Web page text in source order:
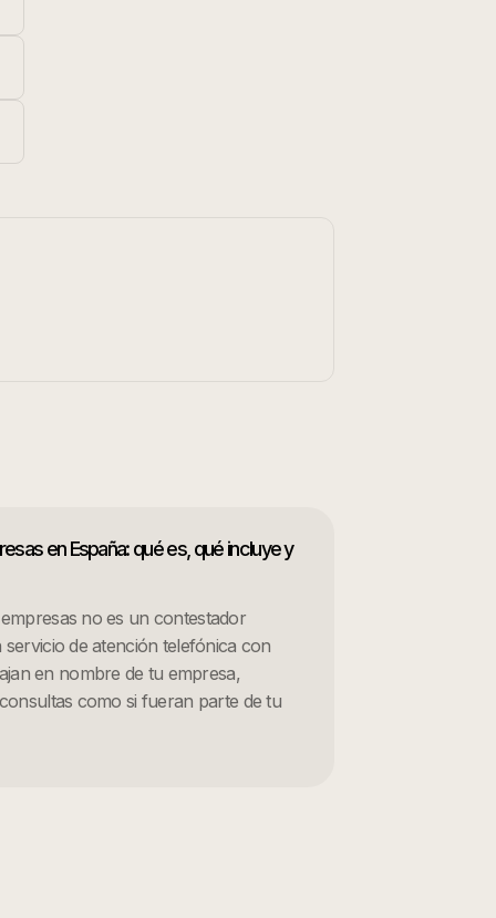
en España: qué es, qué incluye y
no es un contestador
de atención telefónica con
en nombre de tu empresa,
como si fueran parte de tu